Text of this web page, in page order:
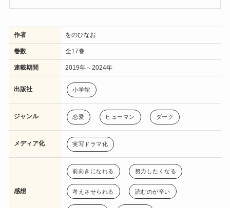
作者 をのひなお
巻数 全17巻
連載期間 2019年～2024年
出版社 小学館
ジャンル 恋愛 ヒューマン ダーク
メディア化 実写ドラマ化
感想
前向きになれる 努力したくなる
考えさせられる 読むのが辛い